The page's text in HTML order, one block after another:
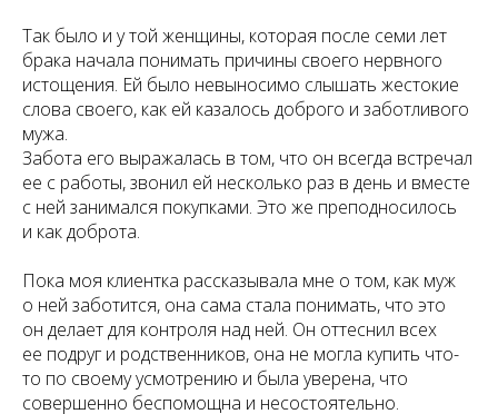
Так было и у той женщины, которая после семи лет
брака начала понимать причины своего нервного
истощения. Ей было невыносимо слышать жестокие
слова своего, как ей казалось доброго и заботливого
мужа.
Забота его выражалась в том, что он всегда встречал
ее с работы, звонил ей несколько раз в день и вместе
с ней занимался покупками. Это же преподносилось
и как доброта.
Пока моя клиентка рассказывала мне о том, как муж
о ней заботится, она сама стала понимать, что это
он делает для контроля над ней. Он оттеснил всех
ее подруг и родственников, она не могла купить что-
то по своему усмотрению и была уверена, что
совершенно беспомощна и несостоятельно.